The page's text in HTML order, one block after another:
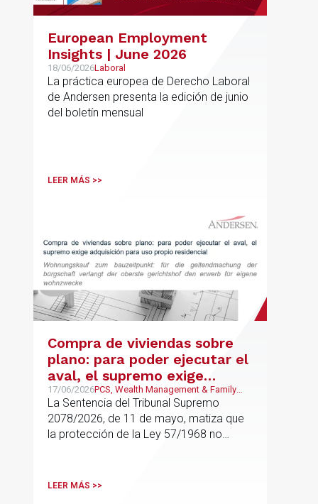
European Employment
Insights | June 2026
18/06/2026Laboral
La práctica europea de Derecho Laboral
de Andersen presenta la edición de junio
del boletín mensual
LEER MÁS >>
Compra de viviendas sobre
plano: para poder ejecutar el
aval, el supremo exige
adquisición para uso propio
residencial
17/06/2026PCS, Wealth Management & Family
Business, German Desk Empresas
La Sentencia del Tribunal Supremo
2078/2026, de 11 de mayo, matiza que
la protección de la Ley 57/1968 no
domicilio o residencia personal
LEER MÁS >>